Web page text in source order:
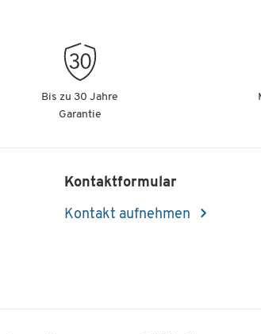
Bis zu 30 Jahre
Garantie
Kontaktformular
Kontakt aufnehmen